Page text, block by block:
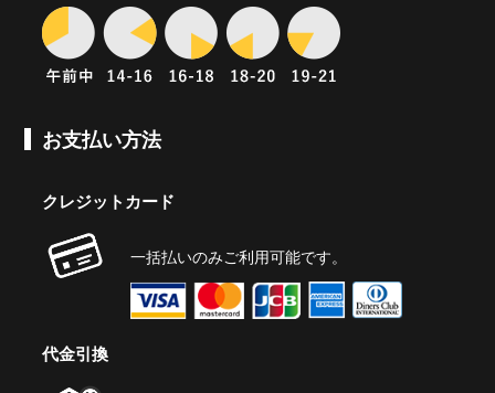
お支払い方法
クレジットカード
一括払いのみご利用可能です。
代金引換